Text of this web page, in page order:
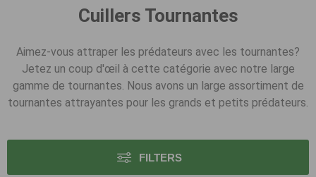
Cuillers Tournantes
Aimez-vous attraper les prédateurs avec les tournantes?
Jetez un coup d'œil à cette catégorie avec notre large
gamme de tournantes. Nous avons un large assortiment de
tournantes attrayantes pour les grands et petits prédateurs.
FILTERS